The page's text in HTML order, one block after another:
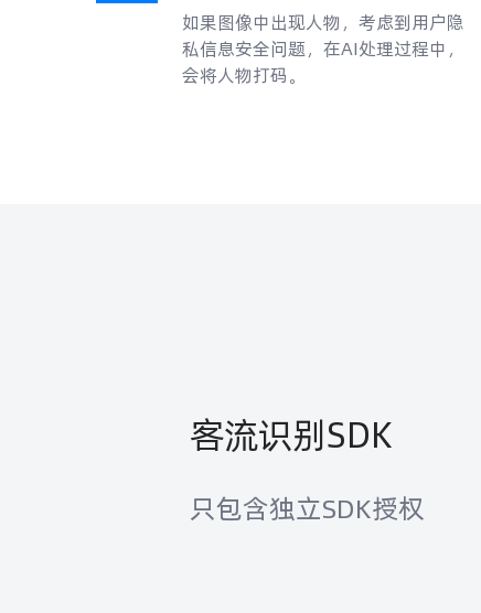
如果图像中出现人物，考虑到用户隐
私信息安全问题，在AI处理过程中，
会将人物打码。
客流识别SDK
只包含独立SDK授权